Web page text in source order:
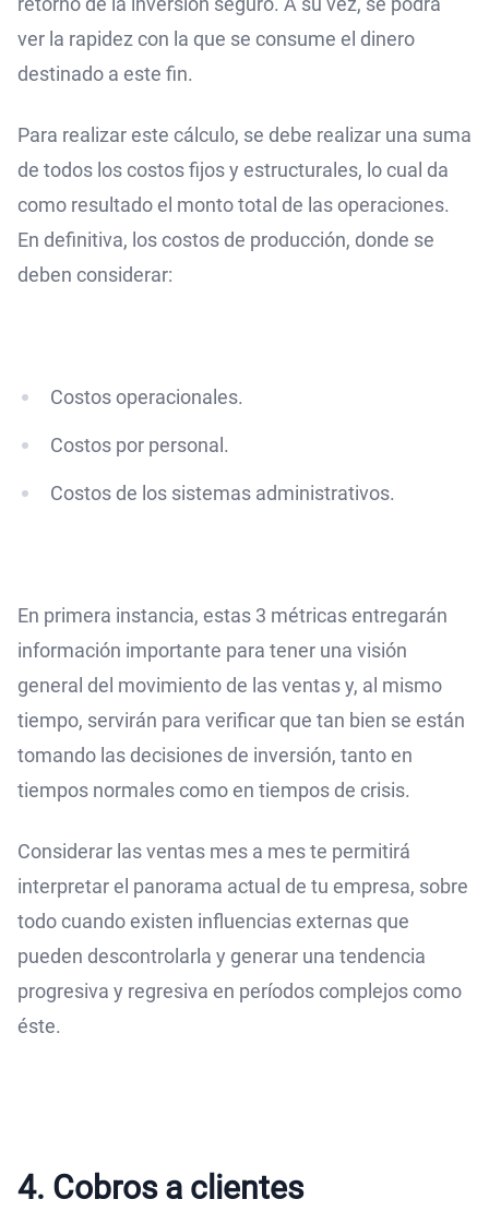
ver la rapidez con la que se consume el dinero
destinado a este fin.
Para realizar este cálculo, se debe realizar una suma
de todos los costos fijos y estructurales, lo cual da
como resultado el monto total de las operaciones.
En definitiva, los costos de producción, donde se
deben considerar:
Costos operacionales.
Costos por personal.
Costos de los sistemas administrativos.
En primera instancia, estas 3 métricas entregarán
información importante para tener una visión
general del movimiento de las ventas y, al mismo
tiempo, servirán para verificar que tan bien se están
tomando las decisiones de inversión, tanto en
tiempos normales como en tiempos de crisis.
Considerar las ventas mes a mes te permitirá
interpretar el panorama actual de tu empresa, sobre
todo cuando existen influencias externas que
pueden descontrolarla y generar una tendencia
progresiva y regresiva en períodos complejos como
éste.
4. Cobros a clientes